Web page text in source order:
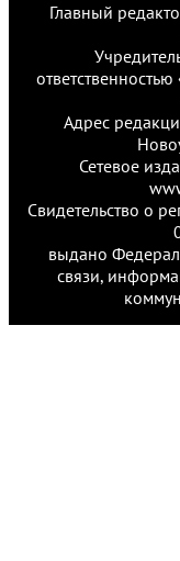
Главный
Адрес
Сетевое
Свидетельство о
выдано
связи,